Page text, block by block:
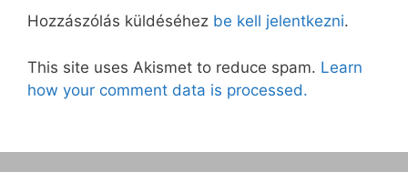
Hozzászólás küldéséhez be kell jelentkezni.
This site uses Akismet to reduce spam. Learn
how your comment data is processed.